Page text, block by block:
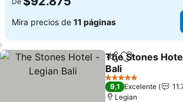
Mira precios de 11 páginas
Compartir
Agregar a
The Stones
Bali
Ver precios
5 Estrellas
9,1 Excelente
Legian